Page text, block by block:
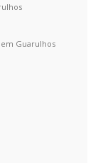
Guarulhos